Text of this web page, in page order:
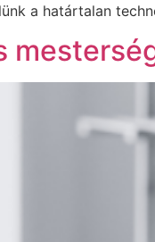
a határtalan